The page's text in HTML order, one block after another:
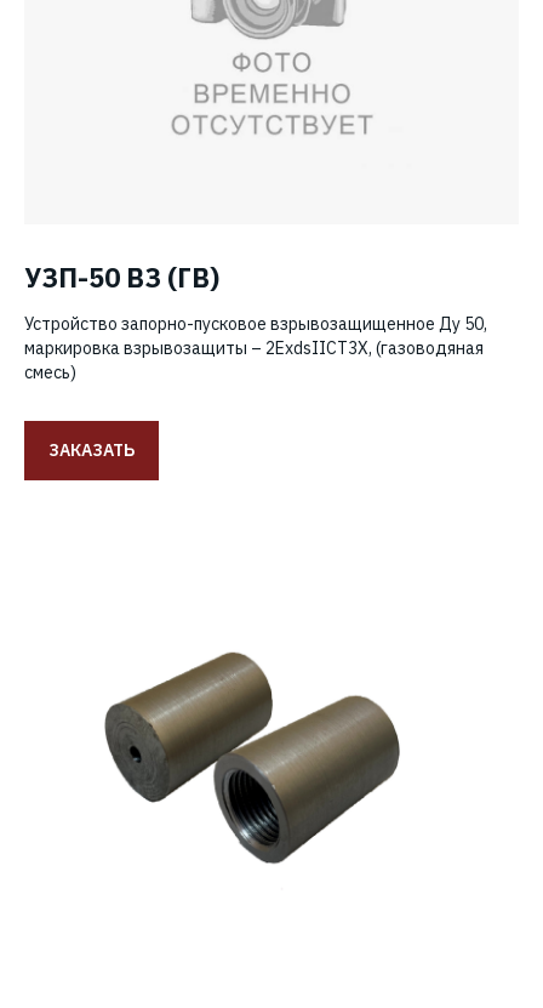
УЗП-50 ВЗ (ГВ)
Устройство запорно-пусковое взрывозащищенное Ду 50,
маркировка взрывозащиты – 2ExdsIICT3X, (газоводяная
смесь)
ЗАКАЗАТЬ